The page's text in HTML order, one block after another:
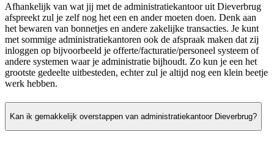
Afhankelijk van wat jij met de administratiekantoor uit Dieverbrug
afspreekt zul je zelf nog het een en ander moeten doen. Denk aan
het bewaren van bonnetjes en andere zakelijke transacties. Je kunt
met sommige administratiekantoren ook de afspraak maken dat zij
inloggen op bijvoorbeeld je offerte/facturatie/personeel systeem of
andere systemen waar je administratie bijhoudt. Zo kun je een het
grootste gedeelte uitbesteden, echter zul je altijd nog een klein beetje
werk hebben.
Kan ik gemakkelijk overstappen van administratiekantoor Dieverbrug?